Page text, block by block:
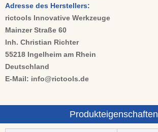
Adresse des Herstellers:
rictools Innovative Werkzeuge
Mainzer Straße 60
Inh. Christian Richter
55218 Ingelheim am Rhein
Deutschland
E-Mail: info@rictools.de
Produkteigenschaften